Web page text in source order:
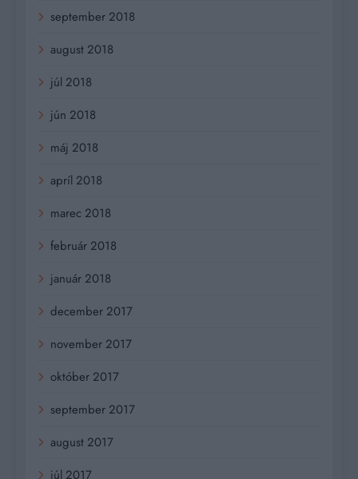
september 2018
august 2018
júl 2018
jún 2018
máj 2018
apríl 2018
marec 2018
február 2018
január 2018
december 2017
november 2017
október 2017
september 2017
august 2017
júl 2017